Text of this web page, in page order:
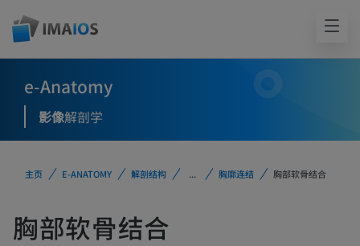
e-Anatomy
影像解剖学
主页 E-ANATOMY 解剖结构 ... 胸廓连结 胸部软骨结合
胸部软骨结合